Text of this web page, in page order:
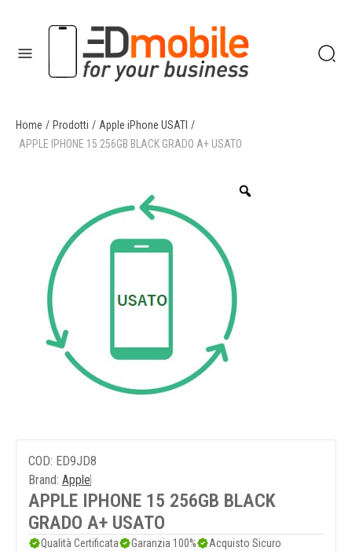
Home / Prodotti / Apple iPhone USATI /
APPLE IPHONE 15 256GB BLACK GRADO A+ USATO
COD: ED9JD8
Brand: Apple
APPLE IPHONE 15 256GB BLACK
GRADO A+ USATO
Qualità Certificata Garanzia 100% Acquisto Sicuro